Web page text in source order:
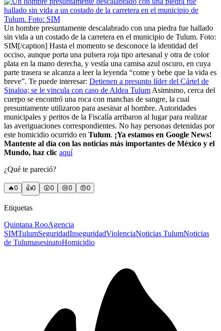
Un hombre presuntamente descalabrado con una piedra fue hallado
sin vida a un costado de la carretera en el municipio de Tulum. Foto:
SIM[/caption] Hasta el momento se desconoce la identidad del
occiso, aunque porta una pulsera roja tipo artesanal y otra de color
plata en la mano derecha, y vestía una camisa azul oscuro, en cuya
parte trasera se alcanza a leer la leyenda “come y bebe que la vida es
breve”. Te puede interesar: Detienen a presunto líder del Cártel de
Sinaloa; se le vincula con caso de Aldea Tulum Asimismo, cerca del
cuerpo se encontró una roca con manchas de sangre, la cual
presuntamente utilizaron para asesinar al hombre. Autoridades
municipales y peritos de la Fiscalía arribaron al lugar para realizar
las averiguaciones correspondientes. No hay personas detenidas por
este homicidio ocurrido en Tulum. ¡Ya estamos en Google News!
Mantente al día con las noticias más importantes de México y el
Mundo, haz clic aquí
¿Qué te pareció?
🔥0 👍0 😲0 😢0 😠0
Etiquetas
Quintana RooAgencia
SIMTulumSeguridadInseguridadViolenciaNoticias TulumNoticias
de TulumasesinatoHomicidio